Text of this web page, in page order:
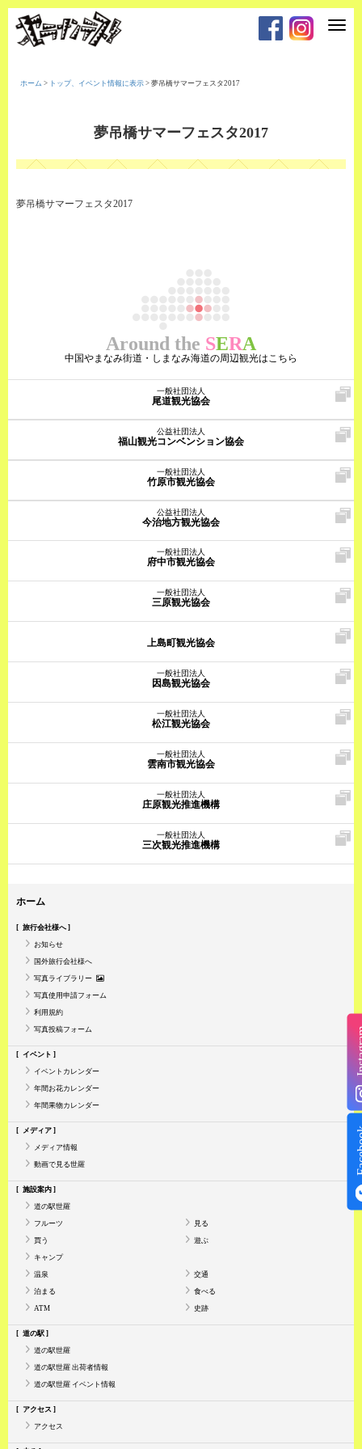
T
t
i
ホーム > トップ、イベント情報に表示 > 夢吊橋サマーフェスタ2017
夢吊橋サマーフェスタ2017
夢吊橋サマーフェスタ2017
Around the SERA
中国やまなみ街道・しまなみ海道の周辺観光はこちら
一般社団法人
尾道観光協会
公益社団法人
福山観光コンベンション協会
一般社団法人
竹原市観光協会
公益社団法人
今治地方観光協会
一般社団法人
府中市観光協会
一般社団法人
三原観光協会
上島町観光協会
一般社団法人
因島観光協会
一般社団法人
松江観光協会
一般社団法人
雲南市観光協会
一般社団法人
庄原観光推進機構
一般社団法人
三次観光推進機構
ホーム
旅行会社様へ
お知らせ
国外旅行会社様へ
写真ライブラリー
写真使用申請フォーム
利用規約
写真投稿フォーム
イベント
イベントカレンダー
年間お花カレンダー
年間果物カレンダー
メディア
メディア情報
動画で見る世羅
施設案内
道の駅世羅
フルーツ 見る
買う 遊ぶ
キャンプ
温泉 交通
泊まる 食べる
ATM 史跡
道の駅
道の駅世羅
道の駅世羅 出荷者情報
道の駅世羅 イベント情報
アクセス
アクセス